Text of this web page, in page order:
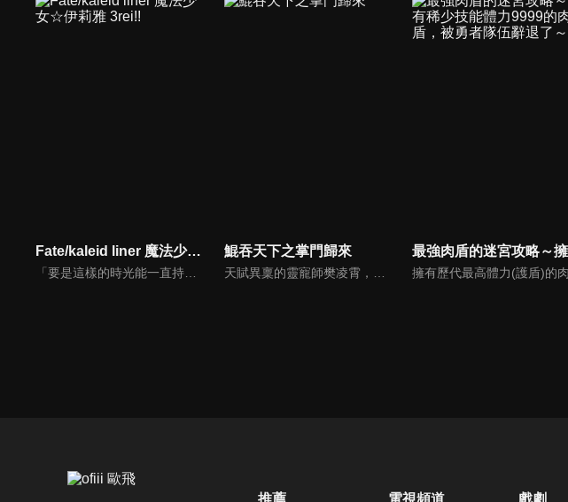
Fate/kaleid liner 魔法少女☆伊莉雅 3rei!!
「要是這樣的時光能一直持續下去就好了……」。同第8張職階卡中寄宿的英靈之間的激戰已落下帷幕，為了全力享受所剩無幾的暑假，伊莉雅等人再次進入了度假模式。然而，這樣的日常時光，卻無比輕易地就被打破了。伊莉雅等人火速趕到了發生異變的圓藏山中，出現在她們面前的是，一個脫離現實的怪誕人影。
鯤吞天下之掌門歸來
天賦異稟的靈寵師樊凌霄，於甲級門派晉升賽上遭人暗算，被自己的靈鯤所吞噬。睜眼醒來卻發現自己已化身為一名叫「流鋒芒」的少年，身處白府大牢之中，其門派凌霄閣也走到了絕境。為查明靈鯤反噬真相與重振門派，樊凌霄帶着現有的幾隻靈寵，與谷靈、程曦、月彤，一起踏上了全新的冒險之旅。
推薦 電視頻道 戲劇